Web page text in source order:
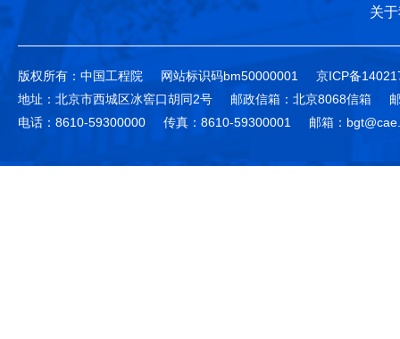
关
版权所有：中国工程院 网站标识码bm50000001
京ICP备
地址：北京市西城区冰窖口胡同2号
邮政信箱：北京8068信箱
电话：8610-59300000
传真：8610-59300001 邮箱：